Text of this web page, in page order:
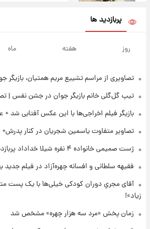
نام خودرو، مبلغ پیش
۲۳ ساعت پیش
کار استقلال و رامین
عکس / خداحافظی صمیمانه
۱ روز پیش
آتش اختلاف در
مذاق رضاییان خوش
۱ روز پیش
پروین اعتصامی در دوران
پربازدید ها
روز هفته ماه
تصاویری از مراسم تشییع مریم همتیان، بازیگر
تیپ گل‌گلی خانم بازیگر جوان در جشن نفس |
بازیگر فیلم اخراجی‌ها با این عکس آفتابی شد
تصاویر متفاوت یاسمین شجریان در کنار
ژست صمیمی خانواده ۴ نفره شیلا خداداد پربازدید شد + عکس
فقیهه سلطانی و افسانه چهره‌آزاد در فیلم جدید
آقای مجریِ دوران کودکی خیلی‌ها با یک پست
زیاد»!
زمان پخش «مرد سه هزار چهره» مشخص شد